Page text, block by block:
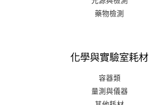
藥物檢測
化學與實驗室耗材
容器類
量測與儀器